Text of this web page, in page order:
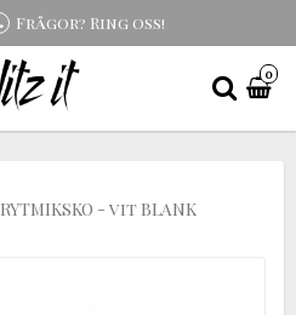
Frågor? Ring oss!
0
RYTMIKSKO - vit BLANK